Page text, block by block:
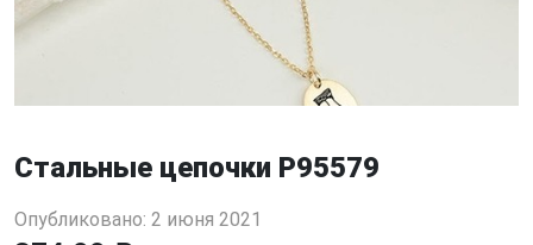
Стальные цепочки P95579
Опубликовано: 2 июня 2021